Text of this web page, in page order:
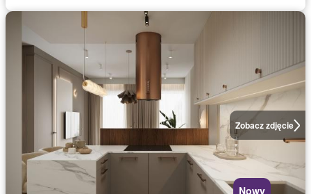
Zobacz zdjęcie
Nowy